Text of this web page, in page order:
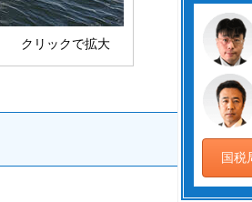
クリックで拡大
国税